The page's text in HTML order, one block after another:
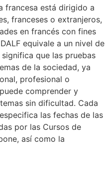
francesa está dirigido a
franceses o extranjeros,
en francés con fines
equivale a un nivel de
que las pruebas
de la sociedad, ya
profesional o
comprender y
sin dificultad. Cada
las fechas de las
por las Cursos de
así como la